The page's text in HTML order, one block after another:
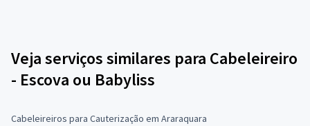
Veja serviços similares para Cabeleireiro
- Escova ou Babyliss
Cabeleireiros para Cauterização em Araraquara